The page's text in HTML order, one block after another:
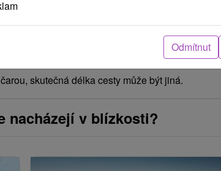
skutečná délka cesty může být jiná.
nacházejí v blízkosti?
Odmítnut